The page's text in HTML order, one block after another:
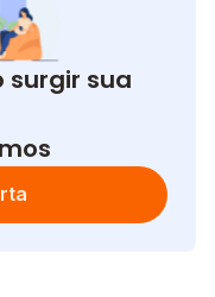
surgir sua